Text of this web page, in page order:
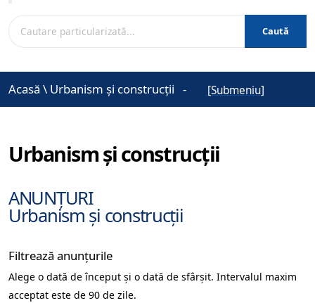
Caută
Acasă \ Urbanism și construcții - [Submeniu]
Urbanism și construcții
ANUNȚURI
Urbanism și construcții
Filtrează anunțurile
Alege o dată de început și o dată de sfârșit. Intervalul maxim
acceptat este de 90 de zile.